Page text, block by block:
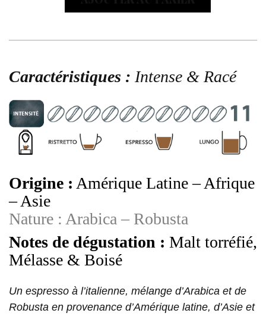
x
Caractéristiques : Intense & Racé
Origine : Amérique Latine – Afrique
– Asie
Nature : Arabica – Robusta
Notes de dégustation : Malt torréfié,
Mélasse & Boisé
Un espresso à l’italienne, mélange d’Arabica et de
Robusta en provenance d’Amérique latine, d’Asie et